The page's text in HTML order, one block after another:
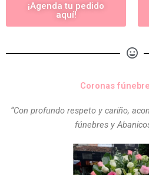
¡Agenda tu pedido
aquí!
Coronas
“Con profundo respeto y cariño,
fúnebres y